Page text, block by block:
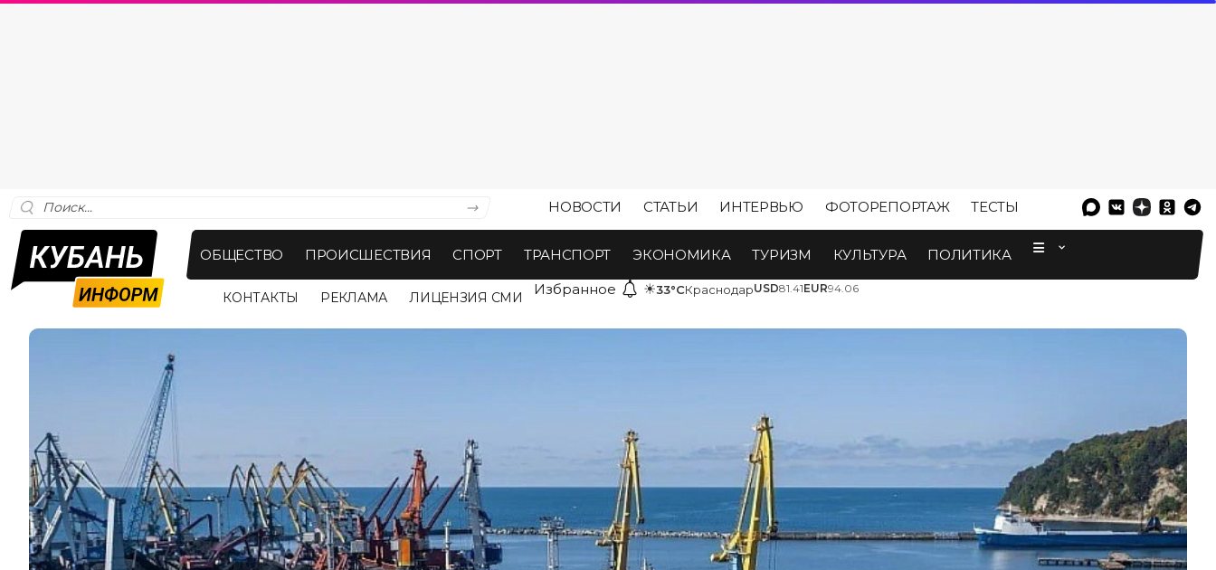
НОВОСТИ СТАТЬИ ИНТЕРВЬЮ ФОТОРЕПОРТАЖ ТЕСТЫ
ОБЩЕСТВО ПРОИСШЕСТВИЯ СПОРТ ТРАНСПОРТ ЭКОНОМИКА ТУРИЗМ КУЛЬТУРА ПОЛИТИКА
КОНТАКТЫ РЕКЛАМА ЛИЦЕНЗИЯ СМИ Избранное ☀33°CКраснодарUSD81.41EUR94.06